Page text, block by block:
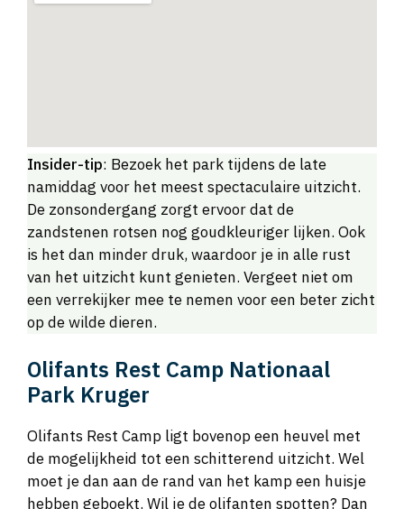
Insider-tip: Bezoek het park tijdens de late
namiddag voor het meest spectaculaire uitzicht.
De zonsondergang zorgt ervoor dat de
zandstenen rotsen nog goudkleuriger lijken. Ook
is het dan minder druk, waardoor je in alle rust
van het uitzicht kunt genieten. Vergeet niet om
een verrekijker mee te nemen voor een beter zicht
op de wilde dieren.
Olifants Rest Camp Nationaal
Park Kruger
Olifants Rest Camp ligt bovenop een heuvel met
de mogelijkheid tot een schitterend uitzicht. Wel
moet je dan aan de rand van het kamp een huisje
hebben geboekt. Wil je de olifanten spotten? Dan